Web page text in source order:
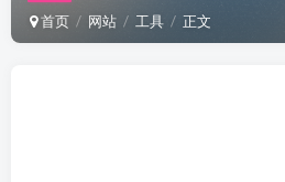
首页 网站 工具 正文